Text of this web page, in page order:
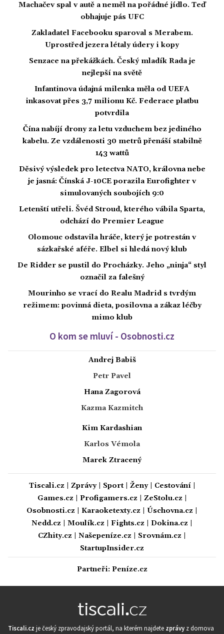
Machačev spal v autě a neměl na pořádné jídlo. Teď
obhajuje pás UFC
Zakladatel Facebooku sparoval s Merabem.
Uprostřed jezera létaly údery i kopy
Senzace na překážkách. Český mladík Rada je
nejlepší na světě
Infantinova údajná milenka měla od UEFA
inkasovat přes 3,7 milionu Kč. Federace platbu
potvrdila
Čína nabíjí drony za letu vzduchem bez jediného
kabelu. Ze vzdálenosti 30 metrů přenáší stabilně
143 wattů
Děsivý výsledek pro letectva NATO, královna nebe
je jasná: Čínská J-10CE porazila Eurofighter v
simulovaných soubojích 9:0
Letenští utřeli. Švéd Stroud, kterého vábila Sparta,
odchází do Premier League
Olomouc odstavila hráče, který je potrestán v
sázkařské aféře. Elbel si hledá nový klub
De Ridder se pustil do Procházky. Jeho „ninja“ styl
označil za falešný
Mourinho se vrací do Realu Madrid s tvrdým
režimem: povinná dieta, posilovna a zákaz léčby
mimo klub
O kom se mluví - Osobnosti.cz
Andrej Babiš
Petr Pavel
Hana Zagorová
Kazma Kazmitch
Kim Kardashian
Karlos Vémola
Marek Ztracený
Tiscali.cz Zprávy| Sport| Ženy| Cestování|
Games.cz
Profigamers.cz ZeStolu.cz
Osobnosti.cz
Karaoketexty.cz Úschovna.cz
Nedd.cz
Moulík.cz Fights.cz Dokina.cz
CZhity.cz
Našepeníze.cz Srovnám.cz
StartupInsider.cz
Partneři: Peníze.cz
Tiscali.cz je český zpravodajský portál, na kterém najdete zprávy z domova